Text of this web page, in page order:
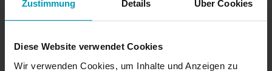
Zustimmung Details Über Cookies
Diese Website verwendet Cookies
Wir verwenden Cookies, um Inhalte und Anzeigen zu
August 2024
Juli 2024